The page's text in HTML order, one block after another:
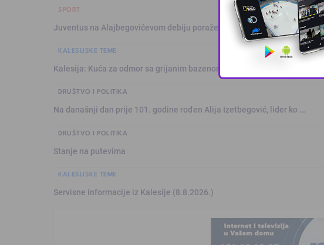
SPORT
Juventus na Alajbegovićevom debiju poražen od Intera, Zmaj učestvov …
KALESIJSKE TEME
Kalesija: Kuća za odmor sa grijanim bazenom
DRUŠTVO I POLITIKA
Na današnji dan prije 101. godine rođen Alija Izetbegović, lider ko …
DRUŠTVO I POLITIKA
Stanje na putevima
KALESIJSKE TEME
Servisne informacije iz Kalesije (8.8.2026.)